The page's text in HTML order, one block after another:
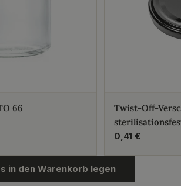
66
Twist-Off-
Regulärer
0,41 €
in den Warenkorb legen